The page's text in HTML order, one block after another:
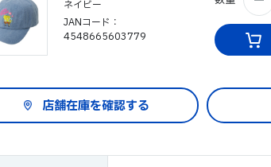
ネイビー
JANコード
4548665603779